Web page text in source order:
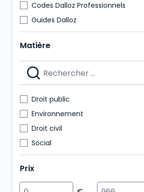
Codes Dalloz Professionnels
Guides Dalloz
Codes Dalloz Universitaires et Pro
Delmas Express
Les cahiers de la justice
Mémentos
Matière
Droit public
Environnement
Droit civil
Social
Pénal
Affaires
Prix